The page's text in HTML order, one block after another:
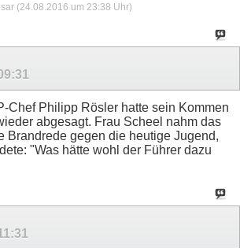
(24.08.2016 um 23:38 Uhr)
Chef Philipp Rösler hatte sein Kommen
abgesagt. Frau Scheel nahm das
Brandrede gegen die heutige Jugend,
"Was hätte wohl der Führer dazu